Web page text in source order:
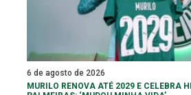
6 de agosto de 2026
MURILO RENOVA ATÉ 2029 E CELEBRA